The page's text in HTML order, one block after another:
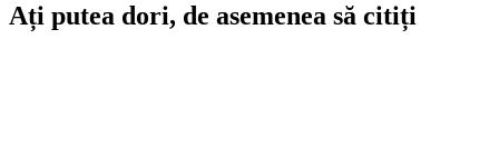
Ați putea dori, de asemenea să citiți